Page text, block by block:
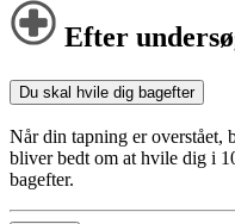
Efter
Du skal hvile dig bagefter
Når din tapning er overstået,
bliver bedt om at hvile dig i
bagefter.